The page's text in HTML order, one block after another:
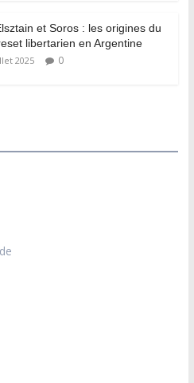
et Soros : les origines du
libertarien en Argentine
2025 0